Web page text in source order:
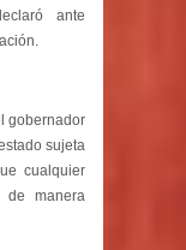
ante
gobernador
sujeta
cualquier
manera